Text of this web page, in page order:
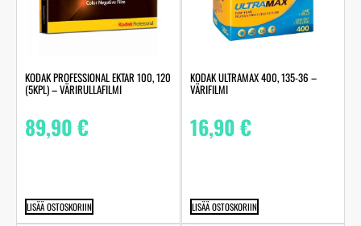
KODAK PROFESSIONAL EKTAR 100, 120
(5KPL) – VÄRIRULLAFILMI
89,90€
LISÄÄ OSTOSKORIIN
KODAK ULTRAMAX 400, 135-36 –
VÄRIFILMI
16,90€
LISÄÄ OSTOSKORIIN